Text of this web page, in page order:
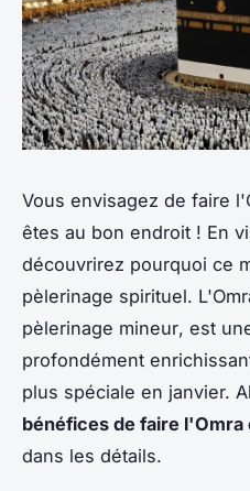
Vous envisagez de faire
êtes au bon endroit ! En
découvrirez pourquoi ce
pèlerinage spirituel.
pèlerinage mineur, est
profondément
plus spéciale en janvier.
bénéfices de faire l'Omra
dans les détails.